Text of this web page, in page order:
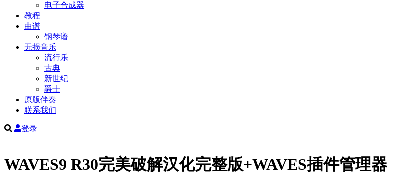
电子合成器
教程
曲谱
钢琴谱
无损音乐
流行乐
古典
新世纪
爵士
原版伴奏
联系我们
登录
WAVES9 R30完美破解汉化完整版+WAVES插件管理器